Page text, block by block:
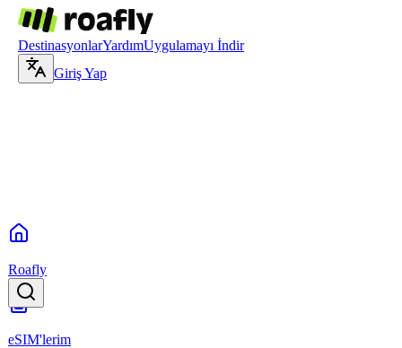
DestinasyonlarYardımUygulamayı İndir
Giriş Yap
Roafly
eSIM'lerim